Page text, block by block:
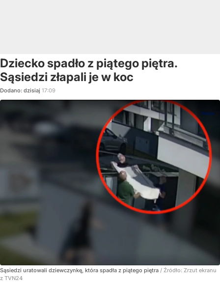
Dziecko spadło z piątego piętra.
Sąsiedzi złapali je w koc
Dodano: dzisiaj 17:09
Sąsiedzi uratowali dziewczynkę, która spadła z piątego piętra / Źródło: Zrzut ekranu
z TVN24